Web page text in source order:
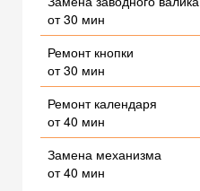
от 30 мин
Ремонт кнопки
от 30 мин
Ремонт календаря
от 40 мин
Замена механизма
от 40 мин